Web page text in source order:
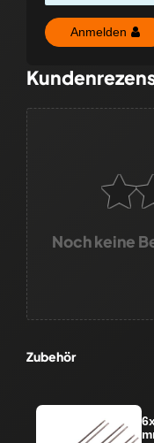
Anmelden
Noch keine
Zubehör